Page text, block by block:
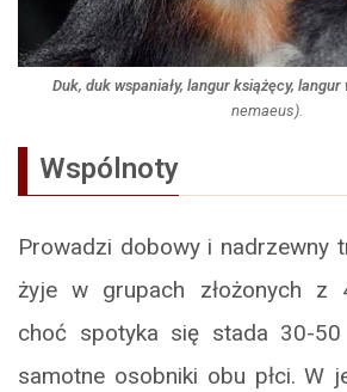
Duk, duk wspaniały, langur książęcy, langur
nemaeus).
Wspólnoty
Prowadzi dobowy i nadrzewny
żyje w grupach złożonych z
choć spotyka się stada 30-
samotne osobniki obu płci. W